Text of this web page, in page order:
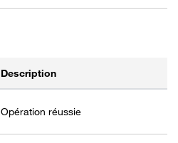
Description
Opération réussie